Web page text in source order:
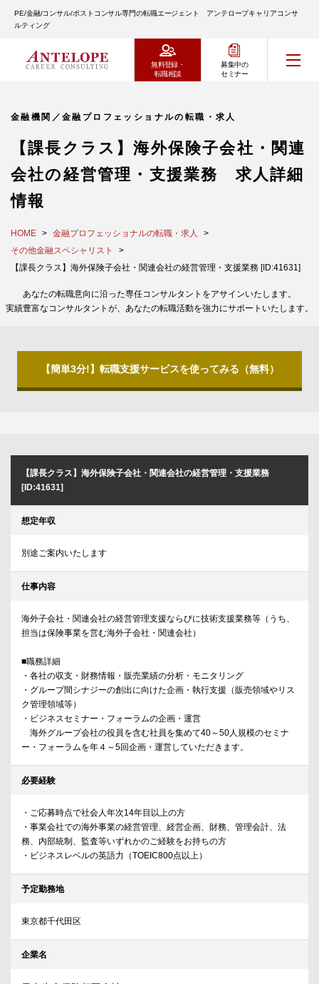
PE/金融/コンサル/ポストコンサル専門の転職エージェント アンテロープキャリアコンサ
ルティング
無料登録・
転職相談
募集中の
セミナー
金融機関／金融プロフェッショナルの転職・求人
【課長クラス】海外保険子会社・関連
会社の経営管理・支援業務 求人詳細
情報
HOME
金融プロフェッショナルの転職・求人
その他金融スペシャリスト
【課長クラス】海外保険子会社・関連会社の経営管理・支援業務 [ID:41631]
あなたの転職意向に沿った専任コンサルタントをアサインいたします。
実績豊富なコンサルタントが、あなたの転職活動を強力にサポートいたします。
【簡単3分!】転職支援サービスを使ってみる（無料）
【課長クラス】海外保険子会社・関連会社の経営管理・支援業務
[ID:41631]
想定年収
別途ご案内いたします
仕事内容
海外子会社・関連会社の経営管理支援ならびに技術支援業務等（うち、
担当は保険事業を営む海外子会社・関連会社）
■職務詳細
・各社の収支・財務情報・販売業績の分析・モニタリング
・グループ間シナジーの創出に向けた企画・執行支援（販売領域やリス
ク管理領域等）
・ビジネスセミナー・フォーラムの企画・運営
海外グループ会社の役員を含む社員を集めて40～50人規模のセミナ
ー・フォーラムを年４～5回企画・運営していただきます。
必要経験
・ご応募時点で社会人年次14年目以上の方
・事業会社での海外事業の経営管理、経営企画、財務、管理会計、法
務、内部統制、監査等いずれかのご経験をお持ちの方
・ビジネスレベルの英語力（TOEIC800点以上）
予定勤務地
東京都千代田区
企業名